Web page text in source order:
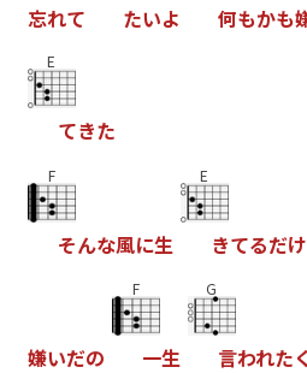
忘れて たいよ 何もかも
E
てきた
F
そんな風に生
E
きてるだけ
嫌いだの
F
一生
G
言われたく